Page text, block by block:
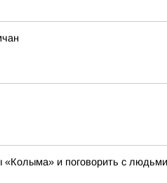
«Колыма» и поговорить с